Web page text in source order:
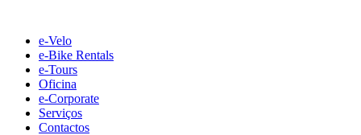
contente-Velo
e-Bike Rentals
e-Tours
Oficina
e-Corporate
Serviços
Contactos